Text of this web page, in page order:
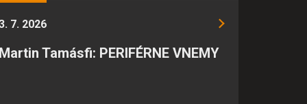
7. 2026
Martin Tamásfi: PERIFÉRNE VNEMY